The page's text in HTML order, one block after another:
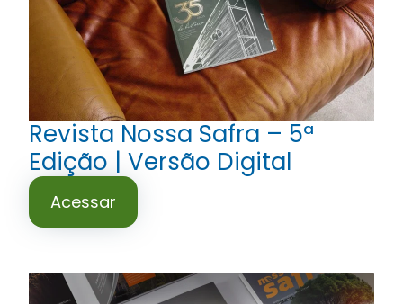
Revista Nossa Safra – 5ª
Edição | Versão Digital
Acessar